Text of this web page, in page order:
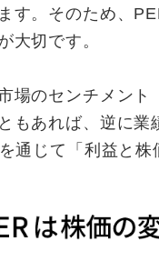
す。そのため、
大切です。
場のセンチメント
もあれば、逆に
通じて「利益と